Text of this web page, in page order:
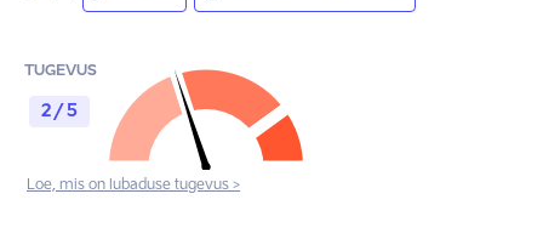
TUGEVUS
2 / 5
Loe, mis on lubaduse tugevus >